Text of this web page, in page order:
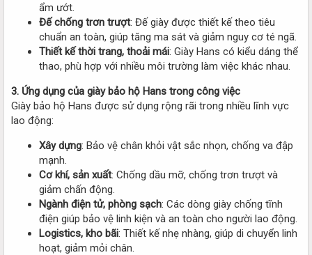
ẩm ướt.
Đế chống trơn trượt: Đế giày được thiết kế theo tiêu
chuẩn an toàn, giúp tăng ma sát và giảm nguy cơ té ngã.
Thiết kế thời trang, thoải mái: Giày Hans có kiểu dáng thể
thao, phù hợp với nhiều môi trường làm việc khác nhau.
3. Ứng dụng của giày bảo hộ Hans trong công việc
Giày bảo hộ Hans được sử dụng rộng rãi trong nhiều lĩnh vực
lao động:
Xây dựng: Bảo vệ chân khỏi vật sắc nhọn, chống va đập
mạnh.
Cơ khí, sản xuất: Chống dầu mỡ, chống trơn trượt và
giảm chấn động.
Ngành điện tử, phòng sạch: Các dòng giày chống tĩnh
điện giúp bảo vệ linh kiện và an toàn cho người lao động.
Logistics, kho bãi: Thiết kế nhẹ nhàng, giúp di chuyển linh
hoạt, giảm mỏi chân.